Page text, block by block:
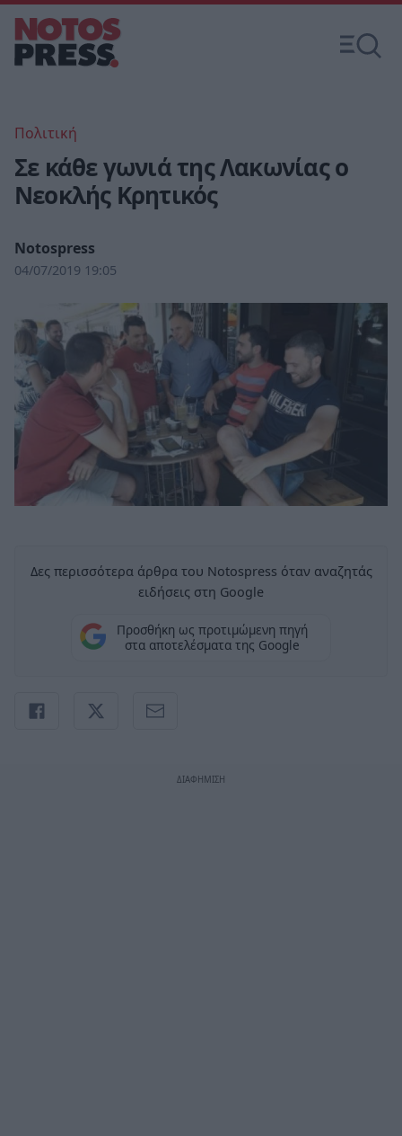
Πολιτική
Σε κάθε γωνιά της Λακωνίας ο
Νεοκλής Κρητικός
Notospress
04/07/2019 19:05
Δες περισσότερα άρθρα του Notospress όταν αναζητάς
ειδήσεις στη Google
Προσθήκη ως προτιμώμενη πηγή
στα αποτελέσματα της Google